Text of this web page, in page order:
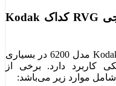
کاربردهای سنسور ار وی جی RVG کداک Kodak
سنسور ار وی جی RVG کداک Kodak مدل 6200 در بسیاری
کاربرد دارد. برخی از
موارد زیر می‌باشد: